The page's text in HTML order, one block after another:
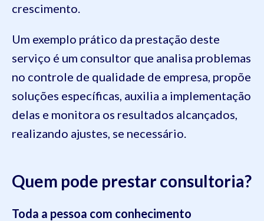
crescimento.
Um exemplo prático da prestação deste
serviço é um consultor que analisa problemas
no controle de qualidade de empresa, propõe
soluções específicas, auxilia a implementação
delas e monitora os resultados alcançados,
realizando ajustes, se necessário.
Quem pode prestar consultoria?
Toda a pessoa com conhecimento